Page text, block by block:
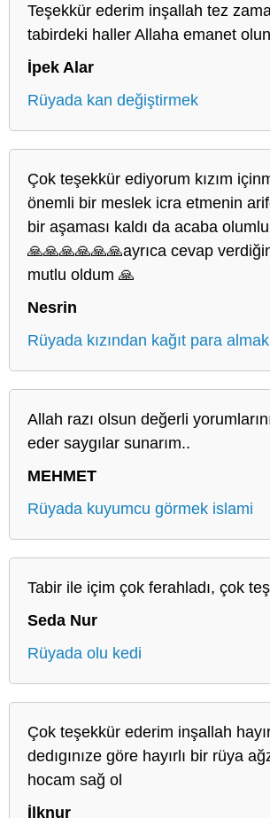
Teşekkür ederim inşallah tez
tabirdeki haller Allaha emanet
İpek Alar
Rüyada kan değiştirmek
Çok teşekkür ediyorum kızım
önemli bir meslek icra etmenin
bir aşaması kaldı da acaba
🙏🙏🙏🙏🙏🙏ayrıca cevap
mutlu oldum 🙏
Nesrin
Rüyada kızından kağıt para almak
Allah razı olsun değerli
eder saygılar sunarım..
MEHMET
Rüyada kuyumcu görmek islami
Tabir ile içim çok ferahladı, çok
Seda Nur
Rüyada olu kedi
Çok teşekkür ederim inşallah
dedıgınıze göre hayırlı bir rüya
hocam sağ ol
İlknur